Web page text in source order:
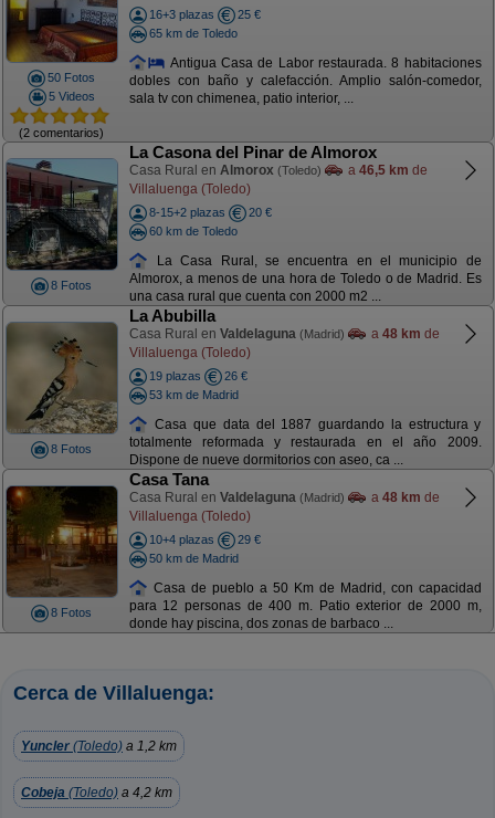
50 Fotos
5 Videos
(2 comentarios)
16+3 plazas
25 €
65 km de Toledo
Antigua Casa de Labor restaurada. 8 habitaciones
dobles con baño y calefacción. Amplio salón-comedor,
sala tv con chimenea, patio interior, ...
8 Fotos
La Casona del Pinar de Almorox
Casa Rural en Almorox (Toledo) a 46,5 km de
Villaluenga (Toledo)
8-15+2 plazas
20 €
60 km de Toledo
La Casa Rural, se encuentra en el municipio de
Almorox, a menos de una hora de Toledo o de Madrid. Es
una casa rural que cuenta con 2000 m2 ...
8 Fotos
La Abubilla
Casa Rural en Valdelaguna (Madrid) a 48 km de
Villaluenga (Toledo)
19 plazas
26 €
53 km de Madrid
Casa que data del 1887 guardando la estructura y
totalmente reformada y restaurada en el año 2009.
Dispone de nueve dormitorios con aseo, ca ...
8 Fotos
Casa Tana
Casa Rural en Valdelaguna (Madrid) a 48 km de
Villaluenga (Toledo)
10+4 plazas
29 €
50 km de Madrid
Casa de pueblo a 50 Km de Madrid, con capacidad
para 12 personas de 400 m. Patio exterior de 2000 m,
donde hay piscina, dos zonas de barbaco ...
Cerca de Villaluenga:
Yuncler (Toledo) a 1,2 km
Cobeja (Toledo) a 4,2 km